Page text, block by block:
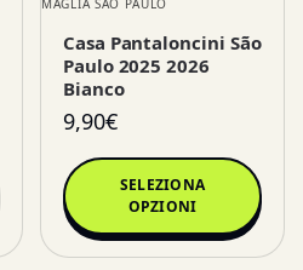
MAGLIA SÃO PAULO
Casa Pantaloncini São
Paulo 2025 2026
Bianco
9,90€
SELEZIONA
OPZIONI